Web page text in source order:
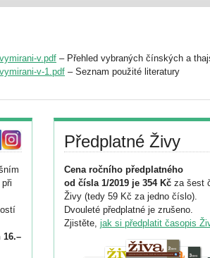
v.pdf – Přehled vybraných čínských a
v-1.pdf – Seznam použité literatury
Předplatné Živy
Cena ročního předplatného
od čísla 1/2019 je 354 Kč za šest
Živy (tedy 59 Kč za jedno číslo).
Dvouleté předplatné je zrušeno.
Zjistěte, jak si předplatit časopis